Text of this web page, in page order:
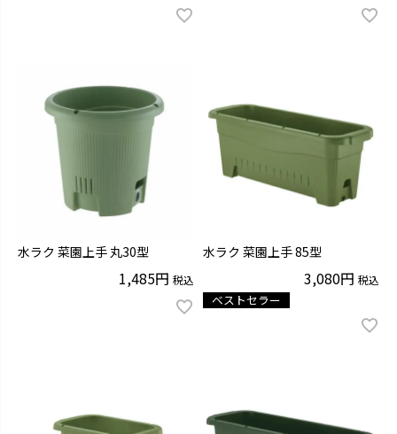
水ラク 菜園上手 丸30型
1,485 税込
水ラク 菜園上手 85型
3,080 税込
ベストセラー